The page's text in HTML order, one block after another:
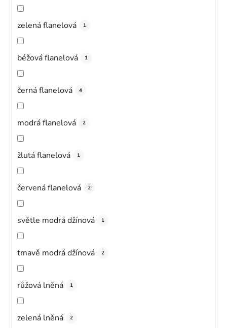
zelená flanelová 1
béžová flanelová 1
černá flanelová 4
modrá flanelová 2
žlutá flanelová 1
červená flanelová 2
světle modrá džínová 1
tmavě modrá džínová 2
růžová lněná 1
zelená lněná 2